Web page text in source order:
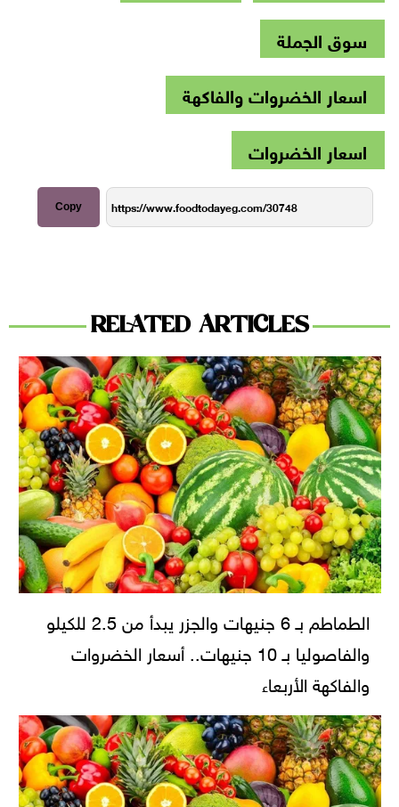
سوق الجملة
اسعار الخضروات والفاكهة
اسعار الخضروات
Copy
RELATED ARTICLES
الطماطم بـ 6 جنيهات والجزر يبدأ من 2.5 للكيلو
والفاصوليا بـ 10 جنيهات.. أسعار الخضروات
والفاكهة الأربعاء